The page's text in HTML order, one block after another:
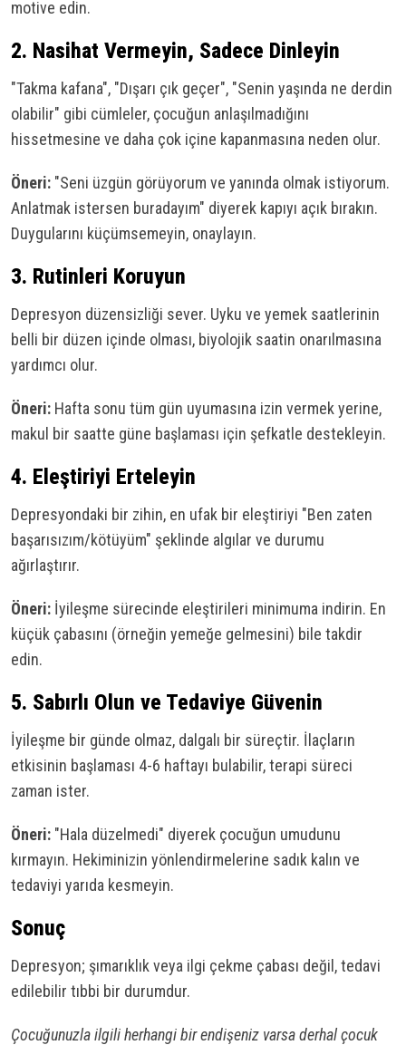
motive edin.
2. Nasihat Vermeyin, Sadece Dinleyin
"Takma kafana", "Dışarı çık geçer", "Senin yaşında ne derdin
olabilir" gibi cümleler, çocuğun anlaşılmadığını
hissetmesine ve daha çok içine kapanmasına neden olur.
Öneri: "Seni üzgün görüyorum ve yanında olmak istiyorum.
Anlatmak istersen buradayım" diyerek kapıyı açık bırakın.
Duygularını küçümsemeyin, onaylayın.
3. Rutinleri Koruyun
Depresyon düzensizliği sever. Uyku ve yemek saatlerinin
belli bir düzen içinde olması, biyolojik saatin onarılmasına
yardımcı olur.
Öneri: Hafta sonu tüm gün uyumasına izin vermek yerine,
makul bir saatte güne başlaması için şefkatle destekleyin.
4. Eleştiriyi Erteleyin
Depresyondaki bir zihin, en ufak bir eleştiriyi "Ben zaten
başarısızım/kötüyüm" şeklinde algılar ve durumu
ağırlaştırır.
Öneri: İyileşme sürecinde eleştirileri minimuma indirin. En
küçük çabasını (örneğin yemeğe gelmesini) bile takdir
edin.
5. Sabırlı Olun ve Tedaviye Güvenin
İyileşme bir günde olmaz, dalgalı bir süreçtir. İlaçların
etkisinin başlaması 4-6 haftayı bulabilir, terapi süreci
zaman ister.
Öneri: "Hala düzelmedi" diyerek çocuğun umudunu
kırmayın. Hekiminizin yönlendirmelerine sadık kalın ve
tedaviyi yarıda kesmeyin.
Sonuç
Depresyon; şımarıklık veya ilgi çekme çabası değil, tedavi
edilebilir tıbbi bir durumdur.
Çocuğunuzla ilgili herhangi bir endişeniz varsa derhal çocuk